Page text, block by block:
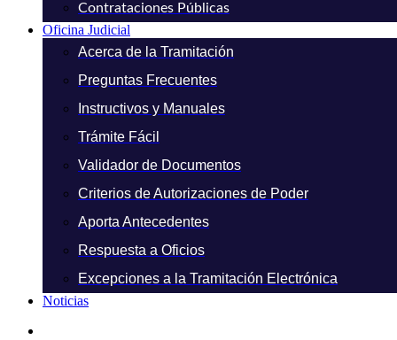
Contrataciones Públicas
Oficina Judicial
Acerca de la Tramitación
Preguntas Frecuentes
Instructivos y Manuales
Trámite Fácil
Validador de Documentos
Criterios de Autorizaciones de Poder
Aporta Antecedentes
Respuesta a Oficios
Excepciones a la Tramitación Electrónica
Noticias